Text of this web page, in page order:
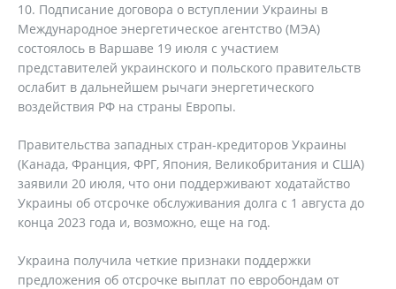
10. Подписание договора о вступлении Украины в
Международное энергетическое агентство (МЭА)
состоялось в Варшаве 19 июля с участием
представителей украинского и польского правительств
ослабит в дальнейшем рычаги энергетического
воздействия РФ на страны Европы.
Правительства западных стран-кредиторов Украины
(Канада, Франция, ФРГ, Япония, Великобритания и США)
заявили 20 июля, что они поддерживают ходатайство
Украины об отсрочке обслуживания долга с 1 августа до
конца 2023 года и, возможно, еще на год.
Украина получила четкие признаки поддержки
предложения об отсрочке выплат по евробондам от